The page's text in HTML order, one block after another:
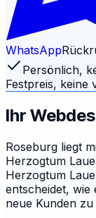
WhatsApp
Persönlich,
Festpreis, keine
Ihr
Roseburg liegt
Herzogtum
Herzogtum
entscheidet, wie
neue Kunden